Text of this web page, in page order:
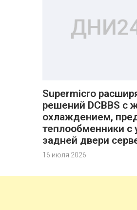
Supermicro
решений DCBBS с
охлаждением,
теплообменники с
задней двери
16 июля 2026